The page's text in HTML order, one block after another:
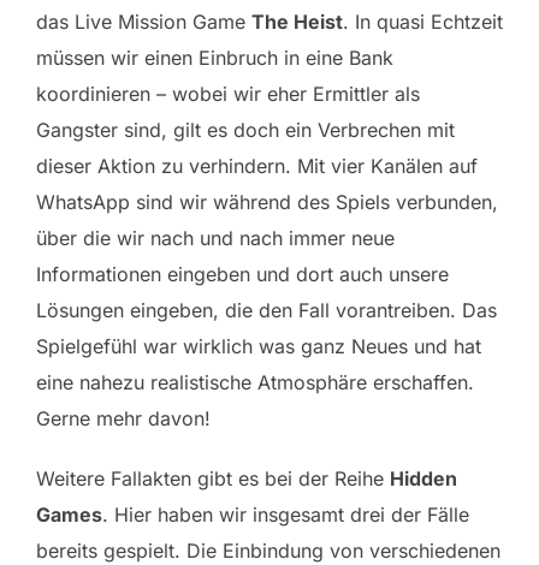
das Live Mission Game The Heist. In quasi Echtzeit
müssen wir einen Einbruch in eine Bank
koordinieren – wobei wir eher Ermittler als
Gangster sind, gilt es doch ein Verbrechen mit
dieser Aktion zu verhindern. Mit vier Kanälen auf
WhatsApp sind wir während des Spiels verbunden,
über die wir nach und nach immer neue
Informationen eingeben und dort auch unsere
Lösungen eingeben, die den Fall vorantreiben. Das
Spielgefühl war wirklich was ganz Neues und hat
eine nahezu realistische Atmosphäre erschaffen.
Gerne mehr davon!
Weitere Fallakten gibt es bei der Reihe Hidden
Games. Hier haben wir insgesamt drei der Fälle
bereits gespielt. Die Einbindung von verschiedenen